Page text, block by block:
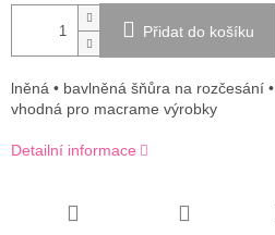
Přidat do košíku
lněná • bavlněná šňůra na rozčesání •
vhodná pro macrame výrobky
Detailní informace